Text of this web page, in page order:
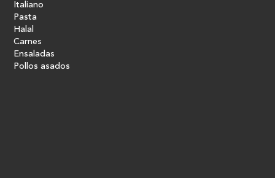
Italiano
Pasta
Halal
Carnes
Ensaladas
Pollos asados